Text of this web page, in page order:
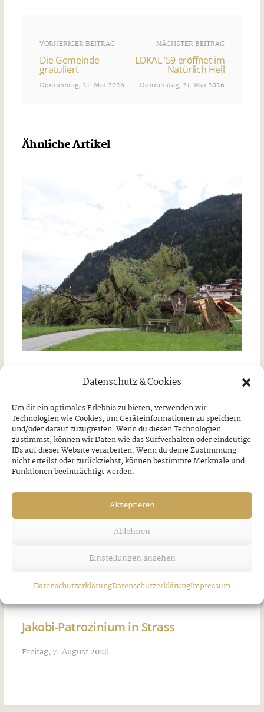
Datenschutz & Cookies
Um dir ein optimales Erlebnis zu bieten, verwenden wir
Technologien wie Cookies, um Geräteinformationen zu speichern
und/oder darauf zuzugreifen. Wenn du diesen Technologien
zustimmst, können wir Daten wie das Surfverhalten oder eindeutige
IDs auf dieser Website verarbeiten. Wenn du deine Zustimmung
nicht erteilst oder zurückziehst, können bestimmte Merkmale und
Funktionen beeinträchtigt werden.
Akzeptieren
Ablehnen
Einstellungen ansehen
DatenschutzerklärungDatenschutzerklärungImpressum
VORHERIGER BEITRAG
Die Gemeinde
gratuliert
Donnerstag, 21. Mai 2026
NÄCHSTER BEITRAG
LOKAL ’59 eröffnet im
Natürlich Hell
Donnerstag, 21. Mai 2026
Ähnliche Artikel
Unwetter über Strass
Freitag, 7. August 2026
Jakobi-Patrozinium in Strass
Freitag, 7. August 2026